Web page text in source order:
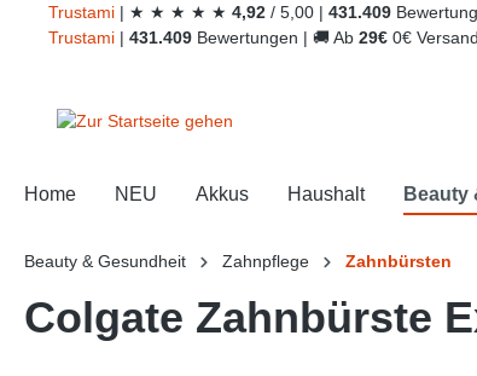
Zur Hauptnavigation springen
Trustami | ★ ★ ★ ★ ★ 4,92 / 5,00 | 431.409
Trustami | 431.409 Bewertungen | 🚚 Ab 29€ 0€ Versand
Home NEU Akkus Haushalt Beauty
Beauty & Gesundheit Zahnpflege Zahnbürsten
Colgate Zahnbürste